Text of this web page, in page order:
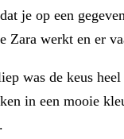
je op een
Zara werkt en er
was de keus
in een mooie